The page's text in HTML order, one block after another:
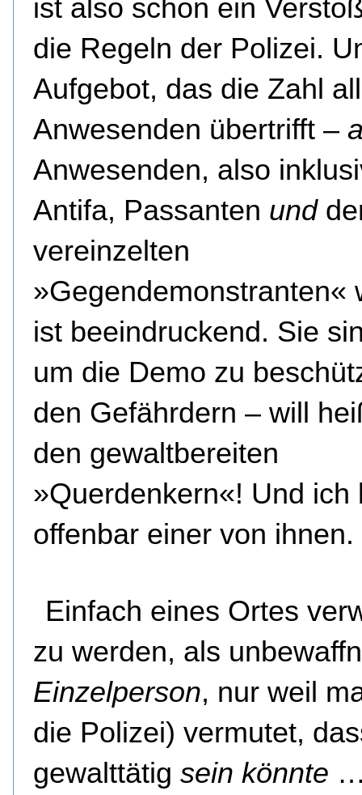
ist also schon ein
die Regeln der Polizei.
Aufgebot, das die Zahl
Anwesenden übertrifft –
Anwesenden, also
Antifa, Passanten und
vereinzelten
»Gegendemonstranten«
ist beeindruckend. Sie
um die Demo zu
den Gefährdern – will
den gewaltbereiten
»Querdenkern«! Und ich
offenbar einer von ihnen.
Einfach eines Ortes
zu werden, als
Einzelperson, nur weil
die Polizei) vermutet,
gewalttätig sein könnte